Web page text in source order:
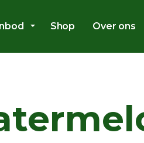
Shop Over ons